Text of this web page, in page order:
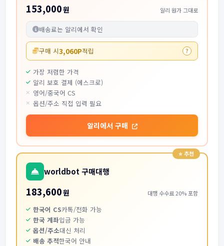
153,000원 알리 원가 그대로
배송료는 알리에서 확인
구매 시3,060P적립 ?
가장 저렴한 가격
알리 보호 결제 (에스크로)
영어/중국어 CS
옵션/주소 직접 입력 필요
알리에서 구매
worldbot 구매대행
183,600원 대행 수수료 20% 포함
한국어 CS카톡/전화 가능
한국 계좌입금 가능
옵션/주소대신 처리
배송 추적한국어 안내